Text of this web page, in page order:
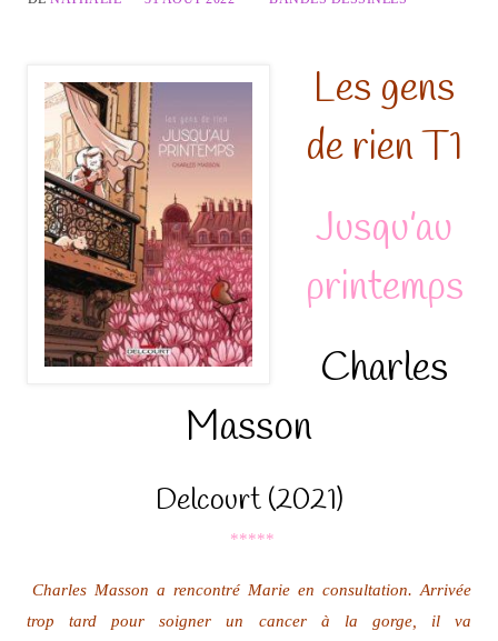
Les gens
de rien T1
Jusqu’au
printemps
Charles
Masson
Delcourt (2021)
*****
Charles Masson a rencontré Marie en consultation. Arrivée
trop tard pour soigner un cancer à la gorge, il va